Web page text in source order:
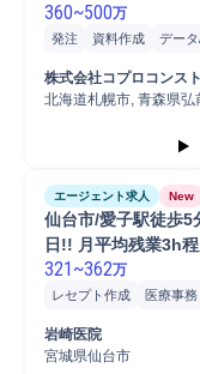
360~500万
発注 資料作成 デー
スケジュール調整
株式会社コプロコンス
北海道札幌市, 青森県
エージェント求人 New
仙台市/愛子駅徒歩5
日!! 月平均残業3h
321 ~362万
レセプト作成 医療事務
岩崎医院
宮城県仙台市